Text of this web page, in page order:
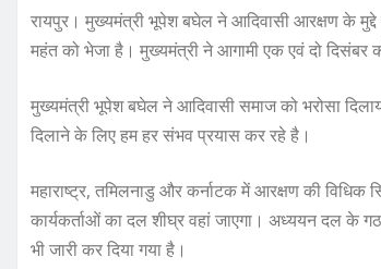
रायपुर। मुख्यमंत्री भूपेश बघेल ने आदिवासी आरक्षण के
महंत को भेजा है। मुख्यमंत्री ने आगामी एक एवं दो
मुख्यमंत्री भूपेश बघेल ने आदिवासी समाज को भरोसा
दिलाने के लिए हम हर संभव प्रयास कर रहे है।
महाराष्ट्र, तमिलनाडु और कर्नाटक में आरक्षण की
कार्यकर्ताओं का दल शीघ्र वहां जाएगा। अध्ययन दल के
भी जारी कर दिया गया है।